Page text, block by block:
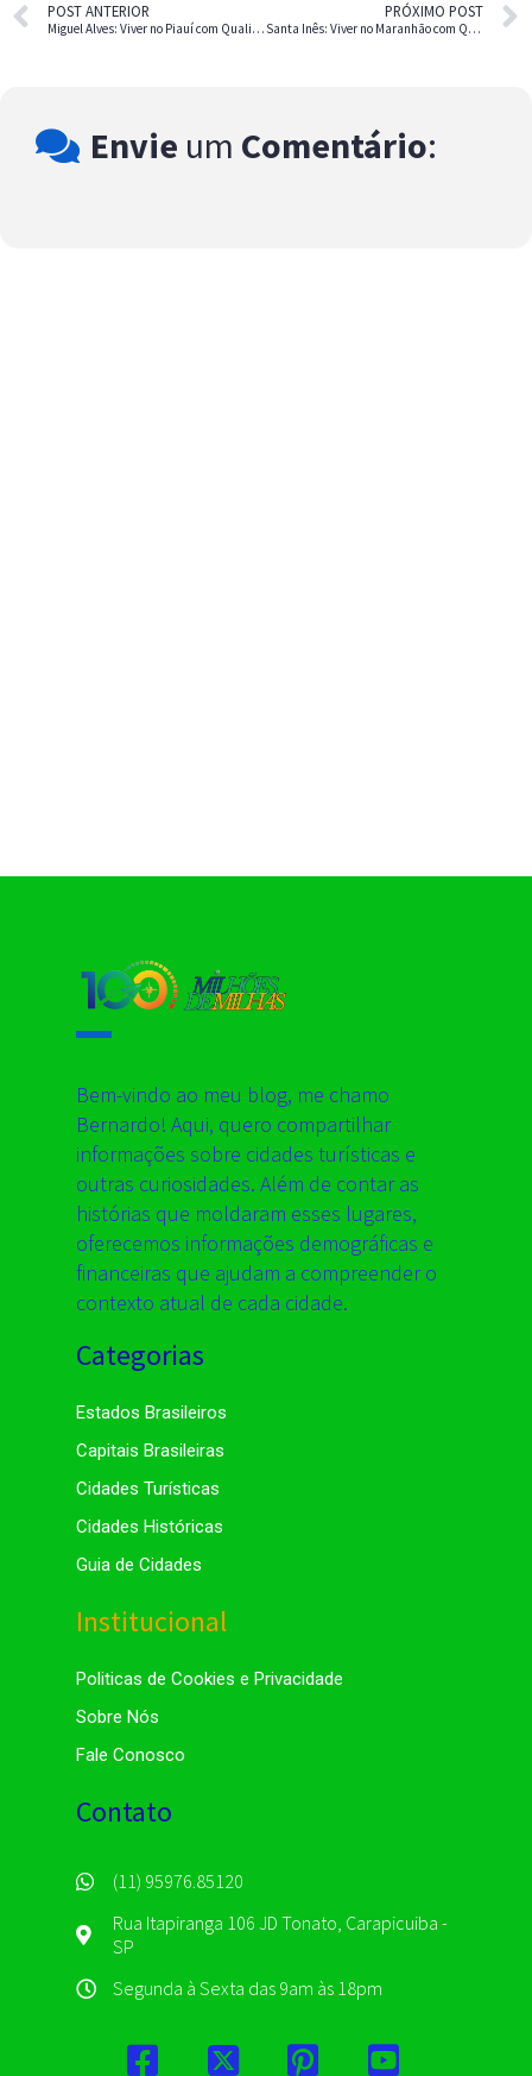
POST ANTERIOR
Miguel Alves: Viver no Piauí com Qualidade de Vida e Custo Baixo
PRÓXIMO POST
Santa Inês: Viver no Maranhão com Qualidade de Vida
Envie um Comentário:
Bem-vindo ao meu blog, me chamo
Bernardo! Aqui, quero compartilhar
informações sobre cidades turísticas e
outras curiosidades. Além de contar as
histórias que moldaram esses lugares,
oferecemos informações demográficas e
financeiras que ajudam a compreender o
contexto atual de cada cidade.
Categorias
Estados Brasileiros
Capitais Brasileiras
Cidades Turísticas
Cidades Históricas
Guia de Cidades
Institucional
Politicas de Cookies e Privacidade
Sobre Nós
Fale Conosco
Contato
(11) 95976.85120
Rua Itapiranga 106 JD Tonato, Carapicuiba -
SP
Segunda à Sexta das 9am às 18pm